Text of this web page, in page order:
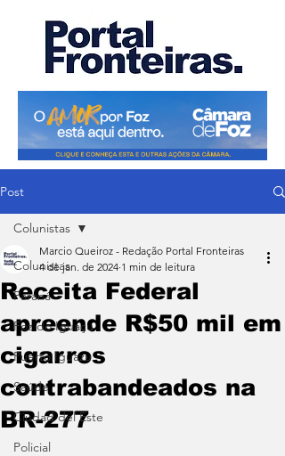
Post
Colunistas
Paraná
Foz do Iguaçu
Puerto Iguazu
Saúde
Ciudad del Este
Policial
Colunistas
Receita Federal
apreende R$50 mil em
cigarros
contrabandeados na
BR-277
Marcio Queiroz - Redação Portal Fronteiras
4 de jan. de 2024 1 min de leitura